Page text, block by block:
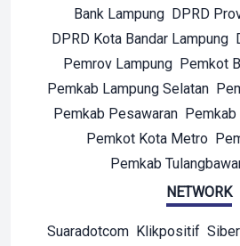
Bank Lampung DPRD
DPRD Kota Bandar Lampung
Pemrov Lampung Pemkot
Pemkab Lampung Selatan
Pemkab Pesawaran Pemkab
Pemkot Kota Metro
Pemkab
NETWORK
Suaradotcom Klikpositif